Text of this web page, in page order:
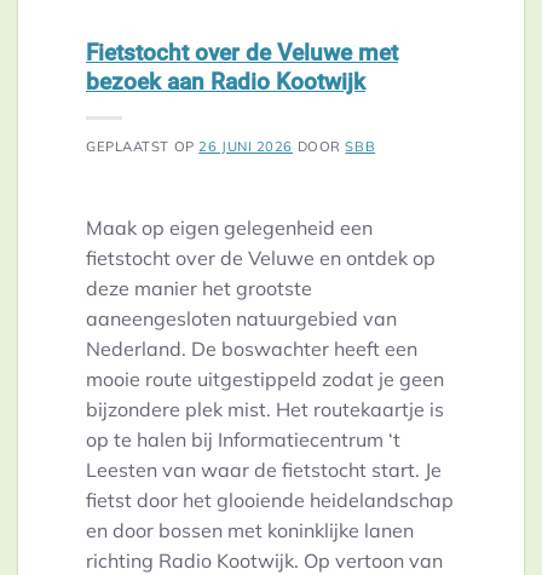
Fietstocht over de Veluwe met
bezoek aan Radio Kootwijk
GEPLAATST OP 26 JUNI 2026 DOORSBB
Maak op eigen gelegenheid een
fietstocht over de Veluwe en ontdek op
deze manier het grootste
aaneengesloten natuurgebied van
Nederland. De boswachter heeft een
mooie route uitgestippeld zodat je geen
bijzondere plek mist. Het routekaartje is
op te halen bij Informatiecentrum ‘t
Leesten van waar de fietstocht start. Je
fietst door het glooiende heidelandschap
en door bossen met koninklijke lanen
richting Radio Kootwijk. Op vertoon van